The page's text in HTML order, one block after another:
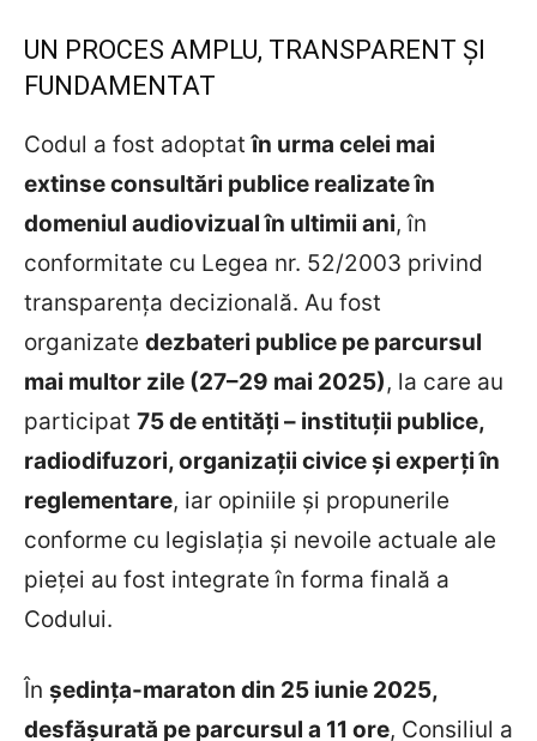
UN PROCES AMPLU, TRANSPARENT ȘI
FUNDAMENTAT
Codul a fost adoptat în urma celei mai
extinse consultări publice realizate în
domeniul audiovizual în ultimii ani, în
conformitate cu Legea nr. 52/2003 privind
transparența decizională. Au fost
organizate dezbateri publice pe parcursul
mai multor zile (27–29 mai 2025), la care au
participat 75 de entități – instituții publice,
radiodifuzori, organizații civice și experți în
reglementare, iar opiniile și propunerile
conforme cu legislația și nevoile actuale ale
pieței au fost integrate în forma finală a
Codului.
În ședința-maraton din 25 iunie 2025,
desfășurată pe parcursul a 11 ore, Consiliul a